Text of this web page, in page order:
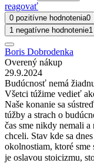
reagovať
0 pozitívne hodnotenia0
1 negatívne hodnotenie1
Boris Dobrodenka
Overený nákup
29.9.2024
Budúcnosť nemá
Všetci túžime vedieť
Naše konanie sa
túžby a strach o
čas sme nikdy nemali
chceli. Stav kde sa
okolnostiam, ktoré
je oslavou stoicizmu,